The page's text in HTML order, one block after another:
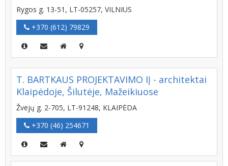
Rygos g. 13-51, LT-05257, VILNIUS
+370 (612) 79829
T. BARTKAUS PROJEKTAVIMO IĮ - architektai
Klaipėdoje, Šilutėje, Mažeikiuose
Žvejų g. 2-705, LT-91248, KLAIPĖDA
+370 (46) 254671